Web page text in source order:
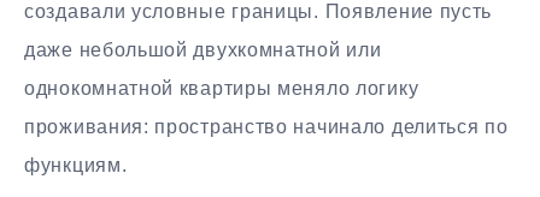
создавали условные границы. Появление пусть
даже небольшой двухкомнатной или
однокомнатной квартиры меняло логику
проживания: пространство начинало делиться по
функциям.